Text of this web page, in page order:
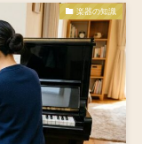
楽器の知識